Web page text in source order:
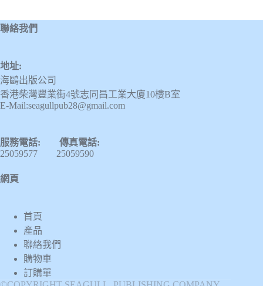
聯絡我們
地址:
海鷗出版公司
香港柴灣豐業街4號志同昌工業大廈10樓B室
E-Mail:seagullpub28@gmail.com
服務電話: 傳真電話:
25059577 25059590
網頁
首頁
產品
聯絡我們
購物車
訂購單